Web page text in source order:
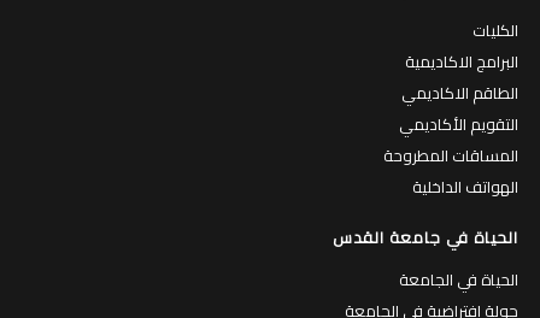
الكليات
البرامج الاكاديمية
الطاقم الاكاديمي
التقويم الأكاديمي
المساقات المطروحة
الهواتف الداخلية
الحياة في جامعة القدس
الحياة في الجامعة
جولة افتراضية في الجامعة